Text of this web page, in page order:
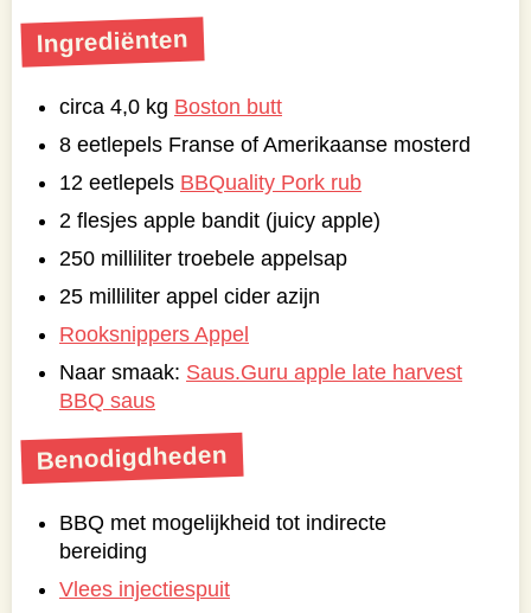
Ingrediënten
circa 4,0 kg Boston butt
8 eetlepels Franse of Amerikaanse mosterd
12 eetlepels BBQuality Pork rub
2 flesjes apple bandit (juicy apple)
250 milliliter troebele appelsap
25 milliliter appel cider azijn
Rooksnippers Appel
Naar smaak: Saus.Guru apple late harvest
BBQ saus
Benodigdheden
BBQ met mogelijkheid tot indirecte
bereiding
Vlees injectiespuit